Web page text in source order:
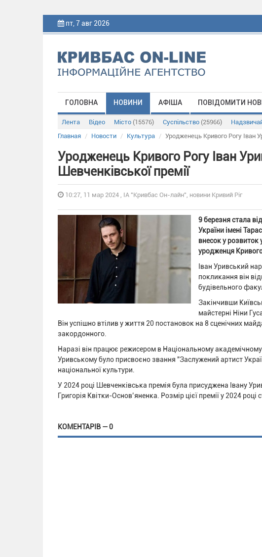
пт, 7 авг 2026
ГОЛОВНА НОВИНИ АФІША ПОВІДОМИТИ
Лента Відео Місто (15576) Суспільство (25966)
Главная
Новости Культура Уродженець Кривого Рогу Іван
Уродженець Кривого Рогу Іван
Шевченківської премії
10:27, 11 мар 2024 , ІА "Кривбас Он-лайн", новини Кривий Ріг
9 березня стала
України імені
внесок у розвиток
уродженця
Іван Уривський
покликання він
будівельного
Закінчивши
майстерні Ніни
Він успішно втілив у життя 20 постановок на 8 сценічних
закордонного.
Наразі він працює режисером в Національному
Уривському було присвоєно звання "Заслужений артист
національної культури.
У 2024 році Шевченківська премія була присуджена Івану
Григорія Квітки-Основ’яненка. Розмір цієї премії у 2024 році
КОМЕНТАРІВ — 0